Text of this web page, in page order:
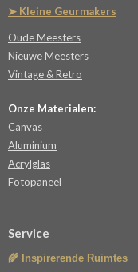
➤ Kleine Geurmakers
Oude Meesters
Nieuwe Meesters
Vintage & Retro
Onze Materialen:
Canvas
Aluminium
Acrylglas
Fotopaneel
Service
🌾 Inspirerende Ruimtes